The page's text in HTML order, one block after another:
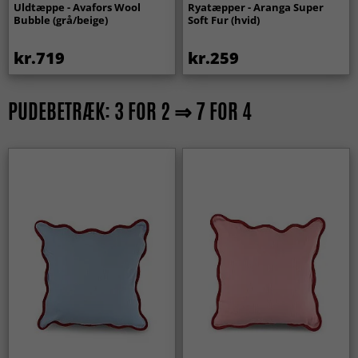
Uldtæppe - Avafors Wool
Bubble (grå/beige)
kr.719
Ryatæpper - Aranga Super
Soft Fur (hvid)
kr.259
PUDEBETRÆK: 3 FOR 2 ⇒ 7 FOR 4